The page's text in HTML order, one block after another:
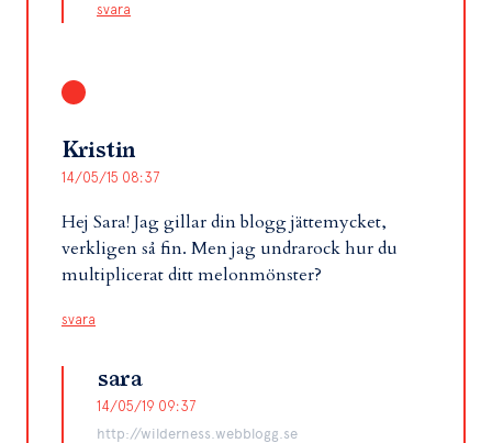
svara
Kristin
14/05/15 08:37
Hej Sara! Jag gillar din blogg jättemycket,
verkligen så fin. Men jag undrarock hur du
multiplicerat ditt melonmönster?
svara
sara
14/05/19 09:37
http://wilderness.webblogg.se